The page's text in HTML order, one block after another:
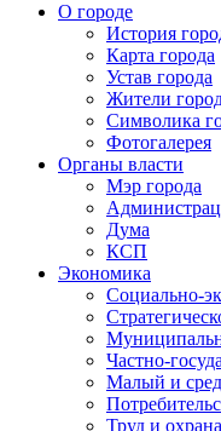
О городе
История
Карта города
Устав города
Жители
Символика
Фотогалерея
Органы власти
Мэр города
Дума
КСП
Экономика
Социально-
Частно-
Малый и
Труд и